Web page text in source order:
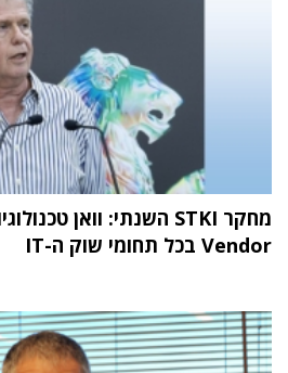
Vendor בכל תחומי שוק ה-IT